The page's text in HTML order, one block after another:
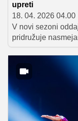
upreti
18. 04. 2026 04.00
V novi sezoni
pridružuje
času snemanja
navadah,
priljubljeno